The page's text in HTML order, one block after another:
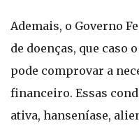
Ademais, o Governo
de doenças, que caso
pode comprovar a
financeiro. Essas
ativa, hanseníase,